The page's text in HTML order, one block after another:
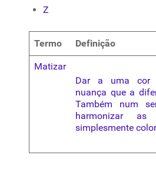
Z
Termo Definição
Matizar
Dar a uma cor
nuança que a
Também num
harmonizar
simplesmente